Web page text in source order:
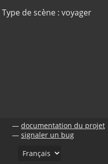
Type de scène : voyager
documentation du projet
signaler un bug